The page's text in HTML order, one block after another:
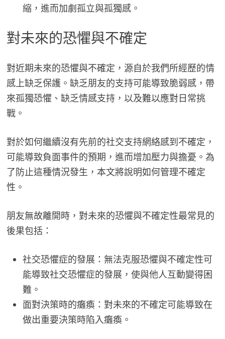
縮，進而加劇孤立與孤獨感。
對未來的恐懼與不確定
對近期未來的恐懼與不確定，源自於我們所經歷的情
感上缺乏保護。缺乏朋友的支持可能導致脆弱感，帶
來孤獨恐懼、缺乏情感支持，以及難以應對日常挑
戰。
對於如何繼續沒有先前的社交支持網絡感到不確定，
可能導致負面事件的預期，進而增加壓力與擔憂。為
了防止這種情況發生，本文將說明如何管理不確定
性。
朋友無故離開時，對未來的恐懼與不確定性最常見的
後果包括：
社交恐懼症的發展：無法克服恐懼與不確定性可
能導致社交恐懼症的發展，使與他人互動變得困
難。
面對決策時的癱瘓：對未來的不確定可能導致在
做出重要決策時陷入癱瘓。